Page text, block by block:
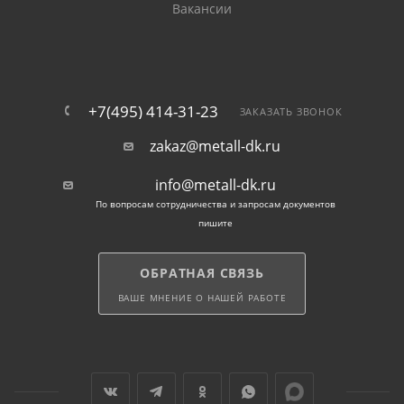
Применение арматурных
хомутов в Раменском
конструкций;
монтаж фундаментов и плит перекрытий;
Вакансии
+7(495) 414-31-23 ЗАКАЗАТЬ ЗВОНОК
zakaz@metall-dk.ru
info@metall-dk.ru
По вопросам сотрудничества и запросам документов
пишите
ОБРАТНАЯ СВЯЗЬ
ВАШЕ МНЕНИЕ О НАШЕЙ РАБОТЕ